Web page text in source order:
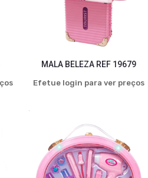
MALA BELEZA REF 19679
Efetue login para ver preços